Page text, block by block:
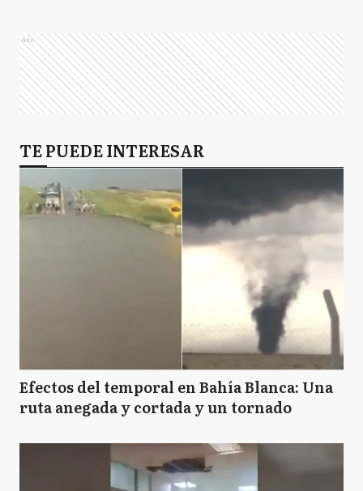
Ads
TE PUEDE INTERESAR
Efectos del temporal en Bahía Blanca: Una
ruta anegada y cortada y un tornado